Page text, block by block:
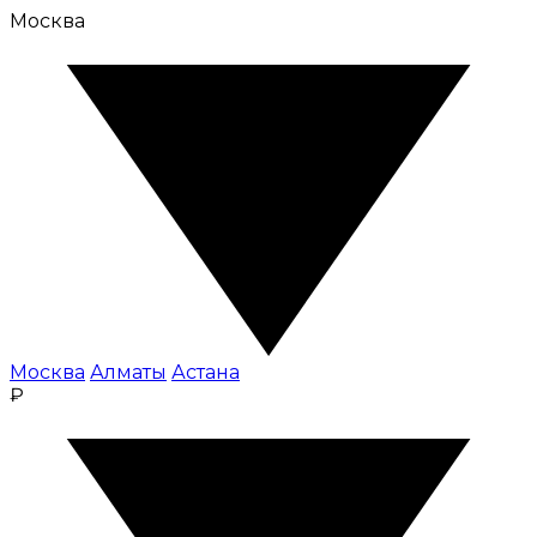
Москва
Москва Алматы Астана
₽